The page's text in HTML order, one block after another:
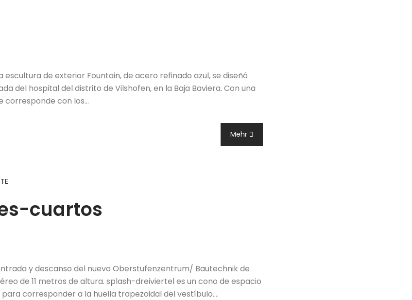
escultura de exterior Fountain, de acero refinado azul, se diseñó
del hospital del distrito de Vilshofen, en la Baja Baviera. Con una
corresponde con los…
Mehr
cuartos
y descanso del nuevo Oberstufenzentrum/ Bautechnik de
de 11 metros de altura. splash-dreiviertel es un cono de espacio
corresponder a la huella trapezoidal del vestíbulo.…